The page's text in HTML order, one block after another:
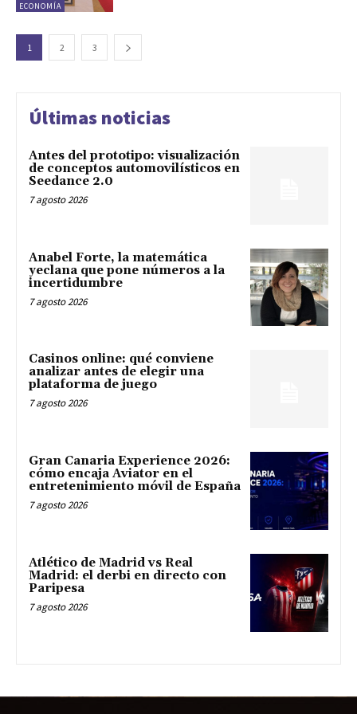
ECONOMÍA
1 2 3
Últimas noticias
Antes del prototipo: visualización
de conceptos automovilísticos en
Seedance 2.0
7 agosto 2026
Anabel Forte, la matemática
yeclana que pone números a la
incertidumbre
7 agosto 2026
Casinos online: qué conviene
analizar antes de elegir una
plataforma de juego
7 agosto 2026
Gran Canaria Experience 2026:
cómo encaja Aviator en el
entretenimiento móvil de España
7 agosto 2026
Atlético de Madrid vs Real
Madrid: el derbi en directo con
Paripesa
7 agosto 2026